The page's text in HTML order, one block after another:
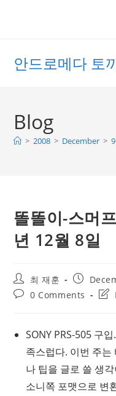
안드로메다 토
Blog
> 2008 > December > 9
똘똘이-스머
년 12월 8일
Post
author:
최 재훈
Post
Post0 Comments
SONY PRS-505 구
족스럽다. 이번 주는
나 팁을 글로 쓸 생
소니쪽 포맷으로 변